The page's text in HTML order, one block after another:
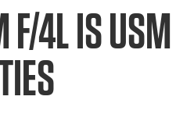
F/4L IS USM